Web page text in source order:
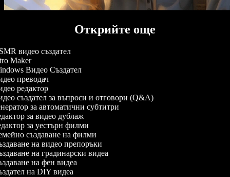
Открийте още
видео създател
Maker
Видео Създател
преводач
редактор
създател за въпроси и отговори (Q&A)
за автоматични субтитри
за видео дублаж
за уестърн филми
създаване на филми
на видео препоръки
на градинарски видеа
на фен видеа
на DIY видеа